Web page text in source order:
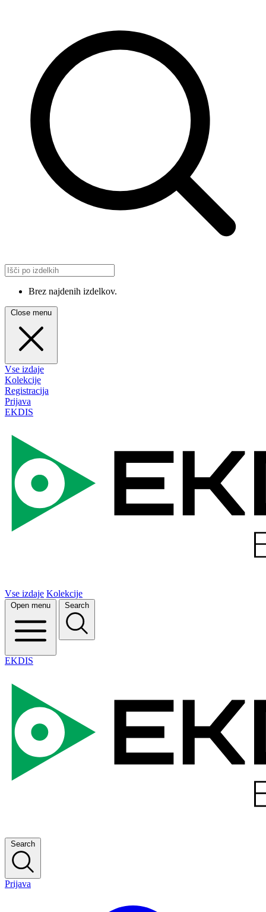
Brez najdenih izdelkov.
Close menu
Vse izdaje
Kolekcije
Registracija
Prijava
EKDIS
Vse izdaje Kolekcije
Open menu Search
EKDIS
Search
Prijava